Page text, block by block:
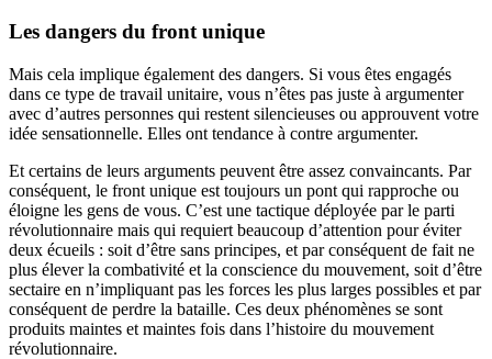
Les dangers du front unique
Mais cela implique également des dangers. Si vous êtes engagés
dans ce type de travail unitaire, vous n’êtes pas juste à argumenter
avec d’autres personnes qui restent silencieuses ou approuvent votre
idée sensationnelle. Elles ont tendance à contre argumenter.
Et certains de leurs arguments peuvent être assez convaincants. Par
conséquent, le front unique est toujours un pont qui rapproche ou
éloigne les gens de vous. C’est une tactique déployée par le parti
révolutionnaire mais qui requiert beaucoup d’attention pour éviter
deux écueils : soit d’être sans principes, et par conséquent de fait ne
plus élever la combativité et la conscience du mouvement, soit d’être
sectaire en n’impliquant pas les forces les plus larges possibles et par
conséquent de perdre la bataille. Ces deux phénomènes se sont
produits maintes et maintes fois dans l’histoire du mouvement
révolutionnaire.